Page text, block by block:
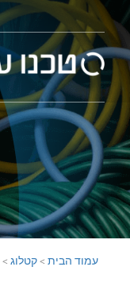
עמוד הבית >קטלוג >